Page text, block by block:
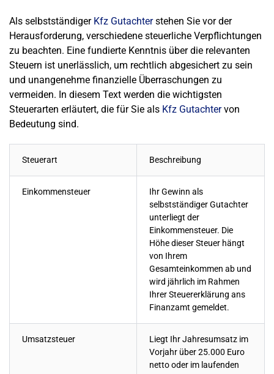
Als selbstständiger Kfz Gutachterstehen Sie vor der
Herausforderung, verschiedene steuerliche Verpflichtungen
zu beachten. Eine fundierte Kenntnis über die relevanten
Steuern ist unerlässlich, um rechtlich abgesichert zu sein
und unangenehme finanzielle Überraschungen zu
vermeiden. In diesem Text werden die wichtigsten
Steuerarten erläutert, die für Sie als Kfz Gutachtervon
Bedeutung sind.
Steuerart Beschreibung
Einkommensteuer
Ihr Gewinn als
selbstständiger Gutachter
unterliegt der
Einkommensteuer. Die
Höhe dieser Steuer hängt
von Ihrem
Gesamteinkommen ab und
wird jährlich im Rahmen
Ihrer Steuererklärung ans
Finanzamt gemeldet.
Umsatzsteuer
Liegt Ihr Jahresumsatz im
Vorjahr über 25.000 Euro
netto oder im laufenden